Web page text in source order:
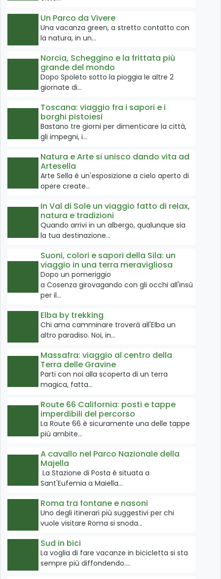
Un Parco da Vivere
Una vacanza green, a stretto contatto con
la natura, in un…
Norcia, Scheggino e la frittata più
grande del mondo
Dopo Spoleto sotto la pioggia le altre 2
giornate di…
Toscana: viaggio fra i sapori e i
borghi pistoiesi
Bastano tre giorni per dimenticare la città,
gli impegni, i…
Natura e Arte si unisco dando vita ad
Artesella
Arte Sella è un'esposizione a cielo aperto di
opere create…
In Val di Sole un viaggio fatto di relax,
natura e tradizioni
Quando arrivi in un albergo, qualunque sia
la tua destinazione…
Suoni, colori e sapori della Sila: un
viaggio in una terra meravigliosa
Dopo un pomeriggio
a Cosenza girovagando con gli occhi all'insù
per il…
Elba by trekking
Chi ama camminare troverà all'Elba un
altro paradiso. Noi, in…
Massafra: viaggio al centro della
Terra delle Gravine
Parti con noi alla scoperta di un terra
magica, fatta…
Route 66 California: posti e tappe
imperdibili del percorso
La Route 66 è sicuramente una delle tappe
più ambite…
A cavallo nel Parco Nazionale della
Majella
La Stazione di Posta é situata a
Sant'Eufemia a Maiella…
Roma tra fontane e nasoni
Uno degli itinerari più suggestivi per chi
vuole visitare Roma si snoda…
Sud in bici
La voglia di fare vacanze in bicicletta si sta
sempre più diffondendo.…